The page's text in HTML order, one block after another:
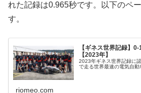
れた記録は0.965秒です。以下のペ
す。
【ギネス世界記録】
【2023年】
2023年ギネス世界記録に
で走る世界最速の電気自動
riomeo.com